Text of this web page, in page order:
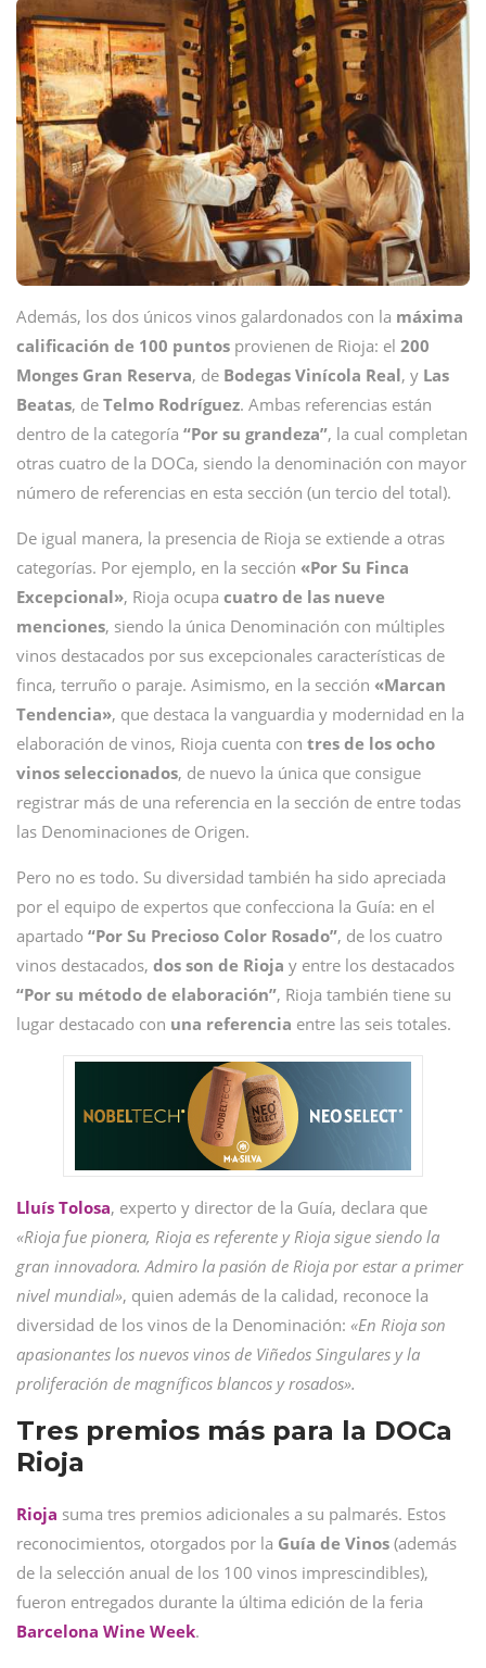
Además, los dos únicos vinos galardonados con la máxima
calificación de 100 puntos provienen de Rioja: el 200
Monges Gran Reserva, de Bodegas Vinícola Real, y Las
Beatas, de Telmo Rodríguez. Ambas referencias están
dentro de la categoría “Por su grandeza”, la cual completan
otras cuatro de la DOCa, siendo la denominación con mayor
número de referencias en esta sección (un tercio del total).
De igual manera, la presencia de Rioja se extiende a otras
categorías. Por ejemplo, en la sección «Por Su Finca
Excepcional», Rioja ocupa cuatro de las nueve
menciones, siendo la única Denominación con múltiples
vinos destacados por sus excepcionales características de
finca, terruño o paraje. Asimismo, en la sección «Marcan
Tendencia», que destaca la vanguardia y modernidad en la
elaboración de vinos, Rioja cuenta con tres de los ocho
vinos seleccionados, de nuevo la única que consigue
registrar más de una referencia en la sección de entre todas
las Denominaciones de Origen.
Pero no es todo. Su diversidad también ha sido apreciada
por el equipo de expertos que confecciona la Guía: en el
apartado “Por Su Precioso Color Rosado”, de los cuatro
vinos destacados, dos son de Rioja y entre los destacados
“Por su método de elaboración”, Rioja también tiene su
lugar destacado con una referencia entre las seis totales.
Lluís Tolosa, experto y director de la Guía, declara que
«Rioja fue pionera, Rioja es referente y Rioja sigue siendo la
gran innovadora. Admiro la pasión de Rioja por estar a primer
nivel mundial», quien además de la calidad, reconoce la
diversidad de los vinos de la Denominación: «En Rioja son
apasionantes los nuevos vinos de Viñedos Singulares y la
proliferación de magníficos blancos y rosados».
Tres premios más para la DOCa
Rioja
Rioja suma tres premios adicionales a su palmarés. Estos
reconocimientos, otorgados por la Guía de Vinos (además
de la selección anual de los 100 vinos imprescindibles),
fueron entregados durante la última edición de la feria
Barcelona Wine Week.